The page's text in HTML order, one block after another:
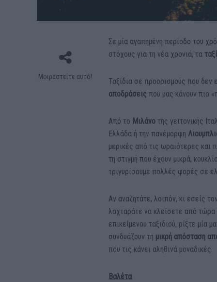
Μοιραστείτε αυτό!
Σε μία αγαπημένη περίοδο του
στόχους για τη νέα χρονιά, τα
Ταξίδια σε προορισμούς που δεν
αποδράσεις που μας κάνουν πιο
Από το Μιλάνοτης γειτονικής
Ελλάδα ή την πανέμορφη
μερικές από τις ωραιότερες και
τη στιγμή που έχουν μικρά,
τριγυρίσουμε πολλές φορές σε
Αν αναζητάτε, λοιπόν, κι εσείς
λαχταράτε να κλείσετε από τώρα
επικείμενου ταξιδιού, ρίξτε μία
συνδυάζουν τη μικρή απόσταση
που τις κάνει αληθινά μοναδικές.
Βαλέτα